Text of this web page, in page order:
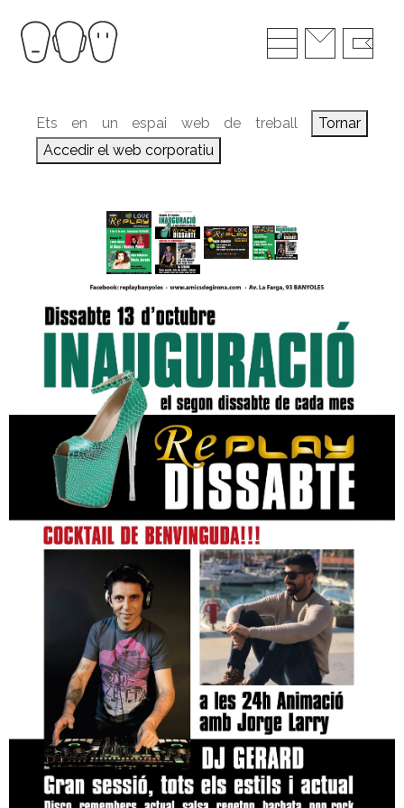
Ets en un espai web de treball
Tornar
Accedir el web corporatiu